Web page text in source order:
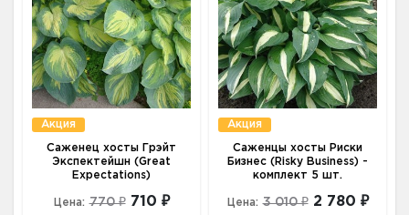
Акция
Саженец хосты Грэйт
Экспектейшн (Great
Expectations)
Цена: 770 ₽ 710 ₽
Акция
Саженцы хосты Риски
Бизнес (Risky Business) -
комплект 5 шт.
Цена: 3 010 ₽ 2 780 ₽